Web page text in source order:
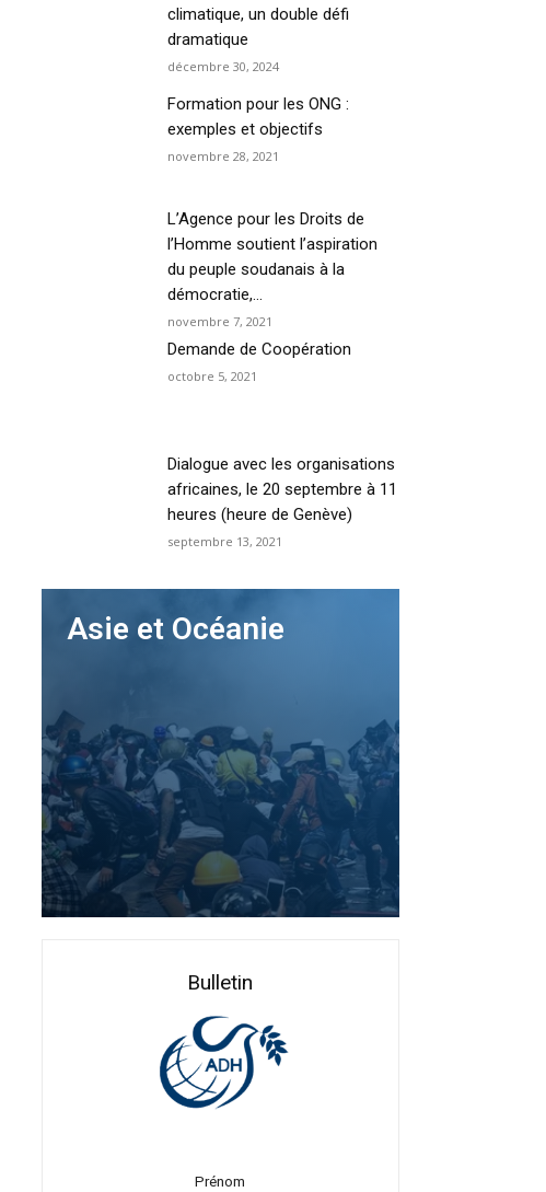
climatique, un double défi
dramatique
décembre 30, 2024
Formation pour les ONG :
exemples et objectifs
novembre 28, 2021
L’Agence pour les Droits de
l’Homme soutient l’aspiration
du peuple soudanais à la
démocratie,...
novembre 7, 2021
Demande de Coopération
octobre 5, 2021
Dialogue avec les organisations
africaines, le 20 septembre à 11
heures (heure de Genève)
septembre 13, 2021
Asie et Océanie
Bulletin
Prénom